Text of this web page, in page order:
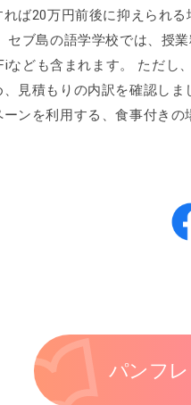
ば20万円前後に抑えられ
セブ島の語学学校では、授
なども含まれます。 ただし
見積もりの内訳を確認し
ンを利用する、食事付き
パンフ